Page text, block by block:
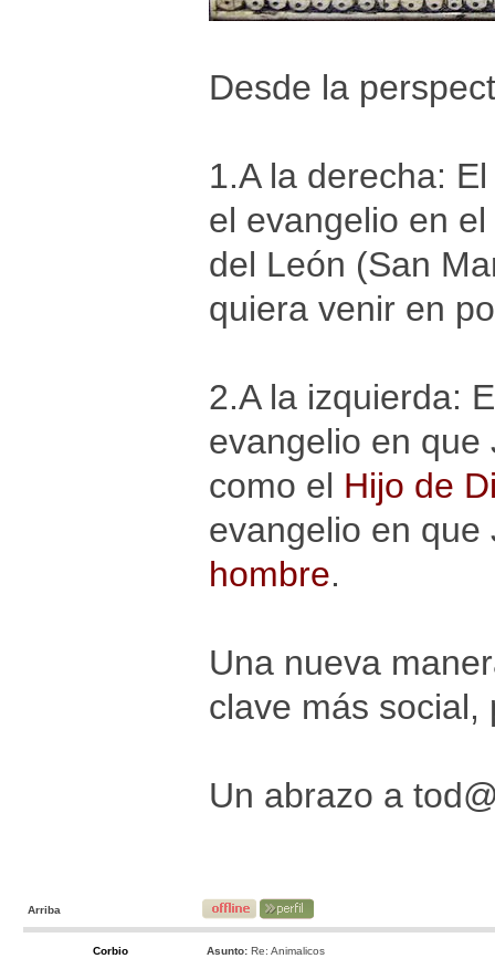
Desde la
1.A la derecha:
el evangelio en
del León (San
quiera venir en
2.A la izquierda:
evangelio en que
como el Hijo de
evangelio en
hombre.
Una nueva
clave más social,
Un abrazo a
Arriba
Corbio Asunto: Re: Animalicos